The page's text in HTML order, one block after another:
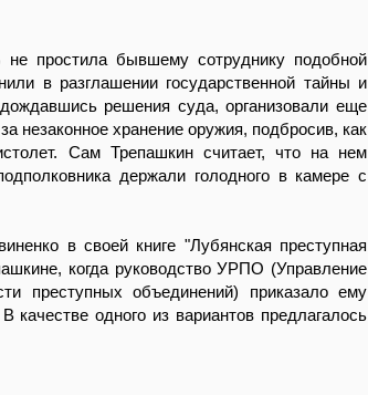
простила бывшему сотруднику подобной
в разглашении государственной тайны и
решения суда, организовали еще
незаконное хранение оружия, подбросив, как
Сам Трепашкин считает, что на нем
держали голодного в камере с
в своей книге "Лубянская преступная
когда руководство УРПО (Управление
преступных объединений) приказало ему
одного из вариантов предлагалось